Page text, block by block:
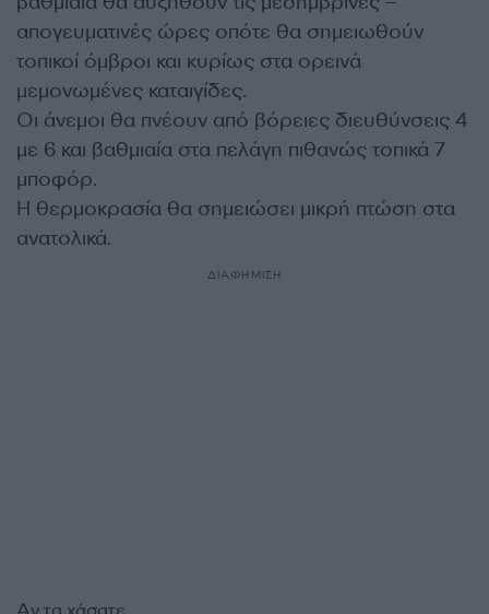
απογευματινές ώρες οπότε θα σημειωθούν
τοπικοί όμβροι και κυρίως στα ορεινά
μεμονωμένες καταιγίδες.
Οι άνεμοι θα πνέουν από βόρειες διευθύνσεις 4
με 6 και βαθμιαία στα πελάγη πιθανώς τοπικά 7
μποφόρ.
Η θερμοκρασία θα σημειώσει μικρή πτώση στα
ανατολικά.
ΔΙΑΦΗΜΙΣΗ